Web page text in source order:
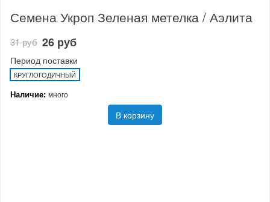
Семена Укроп Зеленая метелка / Аэлита
31 руб 26 руб
Период поставки
КРУГЛОГОДИЧНЫЙ
Наличие: много
В корзину